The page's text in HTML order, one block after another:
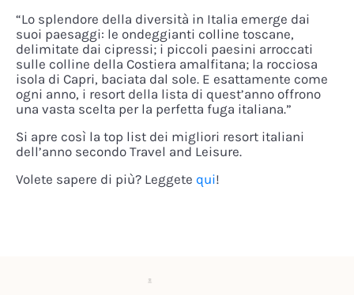
“Lo splendore della diversità in Italia emerge dai
suoi paesaggi: le ondeggianti colline toscane,
delimitate dai cipressi; i piccoli paesini arroccati
sulle colline della Costiera amalfitana; la rocciosa
isola di Capri, baciata dal sole. E esattamente come
ogni anno, i resort della lista di quest’anno offrono
una vasta scelta per la perfetta fuga italiana.”
Si apre così la top list dei migliori resort italiani
dell’anno secondo Travel and Leisure.
Volete sapere di più? Leggete qui!